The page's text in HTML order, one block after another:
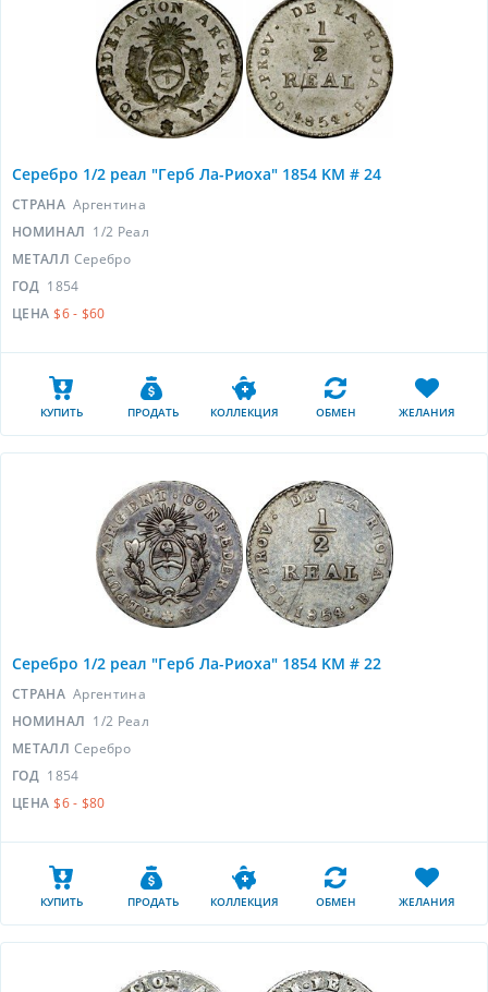
Серебро 1/2 реал "Герб Ла-Риоха" 1854 KM # 24
СТРАНА Аргентина
НОМИНАЛ 1/2 Реал
МЕТАЛЛ Серебро
ГОД 1854
ЦЕНА $6 - $60
КУПИТЬ ПРОДАТЬ КОЛЛЕКЦИЯ ОБМЕН ЖЕЛАНИЯ
Серебро 1/2 реал "Герб Ла-Риоха" 1854 KM # 22
СТРАНА Аргентина
НОМИНАЛ 1/2 Реал
МЕТАЛЛ Серебро
ГОД 1854
ЦЕНА $6 - $80
КУПИТЬ ПРОДАТЬ КОЛЛЕКЦИЯ ОБМЕН ЖЕЛАНИЯ